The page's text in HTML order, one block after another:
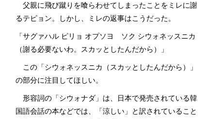
父親に飛び蹴りを喰らわせてしまったことをミレに謝
るテピョン。しかし、ミレの返事はこうだった。
「サグァハル ピリョ オプソヨ ソク シウォネッスニカ
（謝る必要ないわ。スカッとしたんだから）」
この「シウォネッスニカ（スカッとしたんだから）」
の部分に注目してほしい。
形容詞の「シウォナダ」は、日本で発売されている韓
国語会話の本などでは、「涼しい」と訳されていること